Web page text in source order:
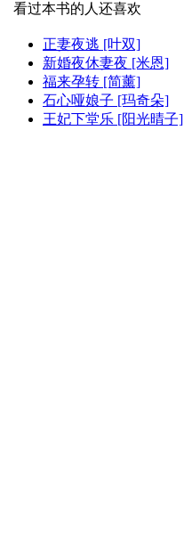
看过本书的人还喜欢
正妻夜逃 [叶双]
新婚夜休妻夜 [米恩]
福来孕转 [简薰]
石心哑娘子 [玛奇朵]
王妃下堂乐 [阳光晴子]